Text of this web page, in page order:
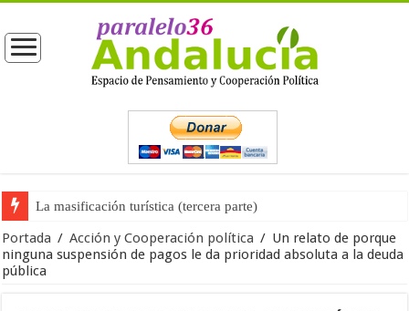
La masificación turística (tercera parte)
La opinión pública ante las próximas elecciones generales
Portada / Acción y Cooperación política / Un relato de porque
ninguna suspensión de pagos le da prioridad absoluta a la deuda
pública